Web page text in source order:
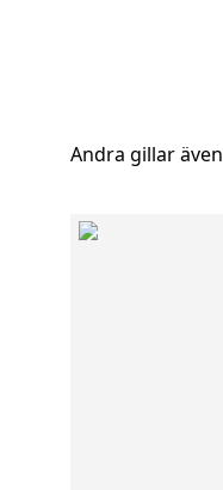
Andra gillar även